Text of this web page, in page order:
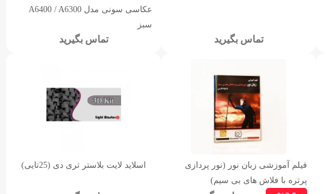
تماس بگیرید
عکاسی سونی مدل A6400 / A6300
سبز
تماس بگیرید
فیلم آموزشی زبان نور (نور پردازی
پرتره با فلاش های بی سیم)
اسلاید لایت بلاستر تری دی (25تایی)